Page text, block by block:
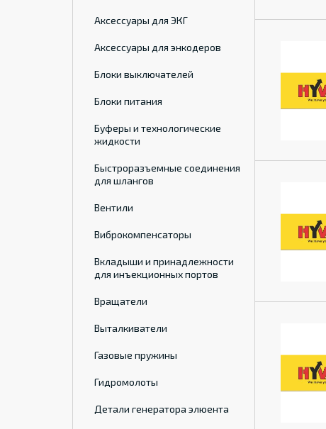
Аксессуары для ЭКГ
Аксессуары для энкодеров
Блоки выключателей
Блоки питания
Буферы и технологические
жидкости
Быстроразъемные соединения
для шлангов
Вентили
Виброкомпенсаторы
Вкладыши и принадлежности
для инъекционных портов
Вращатели
Выталкиватели
Газовые пружины
Гидромолоты
Детали генератора элюента